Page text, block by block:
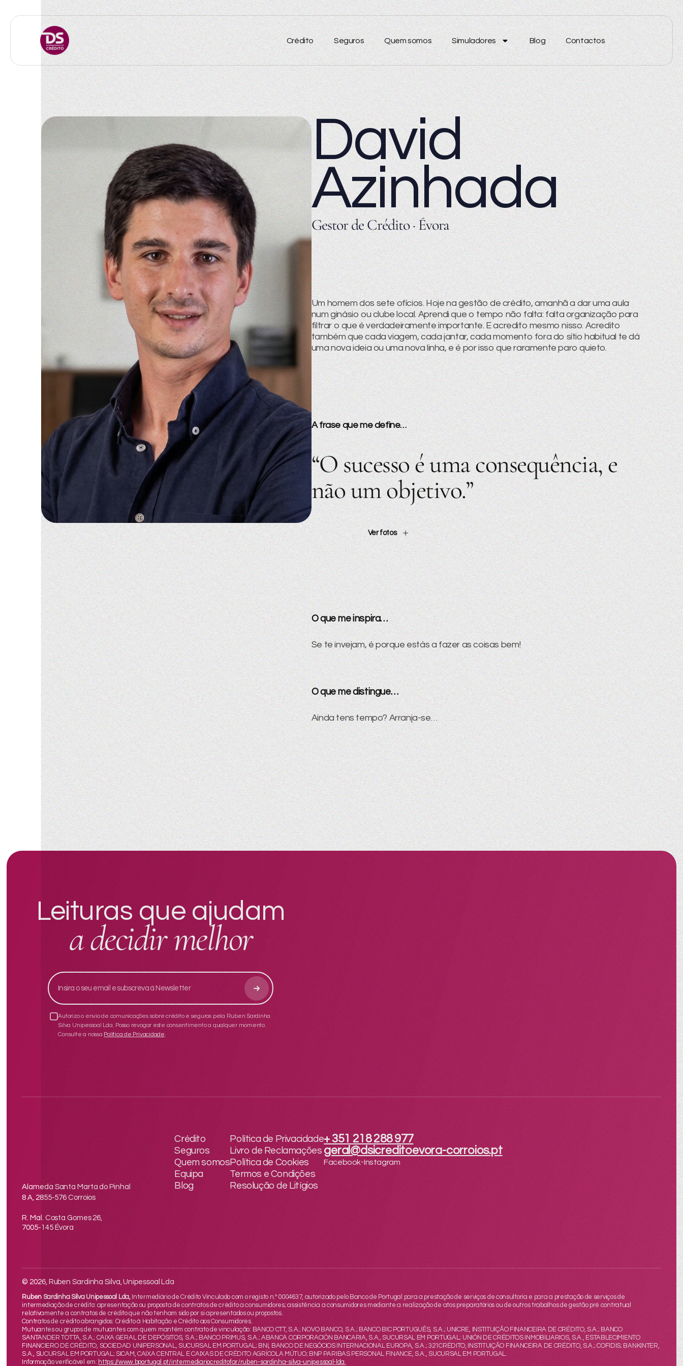
Crédito Seguros Quem somos Simuladores Blog Contactos
David
Azinhada
Gestor de Crédito · Évora
Um homem dos sete ofícios. Hoje na gestão de crédito, amanhã a dar uma aula
num ginásio ou clube local. Aprendi que o tempo não falta: falta organização para
filtrar o que é verdadeiramente importante. E acredito mesmo nisso. Acredito
também que cada viagem, cada jantar, cada momento fora do sítio habitual te dá
uma nova ideia ou uma nova linha, e é por isso que raramente paro quieto.
A frase que me define…
“O sucesso é uma consequência, e
não um objetivo.”
Ver fotos
O que me inspira…
Se te invejam, é porque estás a fazer as coisas bem!
O que me distingue…
Ainda tens tempo? Arranja-se…
Leituras que ajudam
a decidir melhor
Autorizo o envio de comunicações sobre crédito e seguros pela Ruben Sardinha
Silva Unipessoal Lda. Posso revogar este consentimento a qualquer momento.
Consulte a nossa Política de Privacidade.
Alameda Santa Marta do Pinhal
8 A, 2855-576 Corroios
R. Mal. Costa Gomes 26,
7005-145 Évora
Crédito
Seguros
Quem somos
Equipa
Blog
Política de Privacidade
Livro de Reclamações
Política de Cookies
Termos e Condições
Resolução de Litígios
+ 351 218 288 977
geral@dsicreditoevora-corroios.pt
Facebook-Instagram
© 2026, Ruben Sardinha Silva, Unipessoal Lda
Ruben Sardinha Silva Unipessoal Lda,Intermediário de Crédito Vinculado com o registo n.º 0004637, autorizado pelo Banco de Portugal para a prestação de serviços de consultoria e para a prestação de serviços de
intermediação de crédito: apresentação ou proposta de contratos de crédito a consumidores; assistência a consumidores mediante a realização de atos preparatórios ou de outros trabalhos de gestão pré contratual
relativamente a contratos de crédito que não tenham sido por si apresentados ou propostos.
Contratos de crédito abrangidos: Crédito à Habitação e Crédito aos Consumidores.
Mutuantes ou grupos de mutuantes com quem mantém contrato de vinculação: BANCO CTT, S.A.; NOVO BANCO, S.A.; BANCO BIC PORTUGUÊS, S.A.; UNICRE, INSTITUIÇÃO FINANCEIRA DE CRÉDITO, S.A.; BANCO
SANTANDER TOTTA, S.A.; CAIXA GERAL DE DEPÓSITOS, S.A.; BANCO PRIMUS, S.A.; ABANCA CORPORACIÓN BANCARIA, S.A., SUCURSAL EM PORTUGAL; UNIÓN DE CRÉDITOS INMOBILIARIOS, S.A., ESTABLECIMIENTO
FINANCIERO DE CRÉDITO, SOCIEDAD UNIPERSONAL, SUCURSAL EM PORTUGAL; BNI, BANCO DE NEGÓCIOS INTERNACIONAL EUROPA, S.A.; 321CRÉDITO, INSTITUIÇÃO FINANCEIRA DE CRÉDITO, S.A.; COFIDIS; BANKINTER,
S.A., SUCURSAL EM PORTUGAL; SICAM, CAIXA CENTRAL E CAIXAS DE CRÉDITO AGRÍCOLA MÚTUO; BNP PARIBAS PERSONAL FINANCE, S.A., SUCURSAL EM PORTUGAL.
Informação verificável em: https://www.bportugal.pt/intermediariocreditofar/ruben-sardinha-silva-unipessoal-lda.